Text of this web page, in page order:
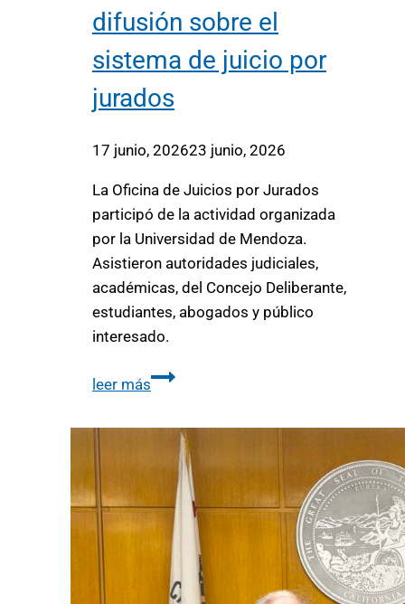
difusión sobre el
sistema de juicio por
jurados
17 junio, 202623 junio, 2026
La Oficina de Juicios por Jurados
participó de la actividad organizada
por la Universidad de Mendoza.
Asistieron autoridades judiciales,
académicas, del Concejo Deliberante,
estudiantes, abogados y público
interesado.
leer más